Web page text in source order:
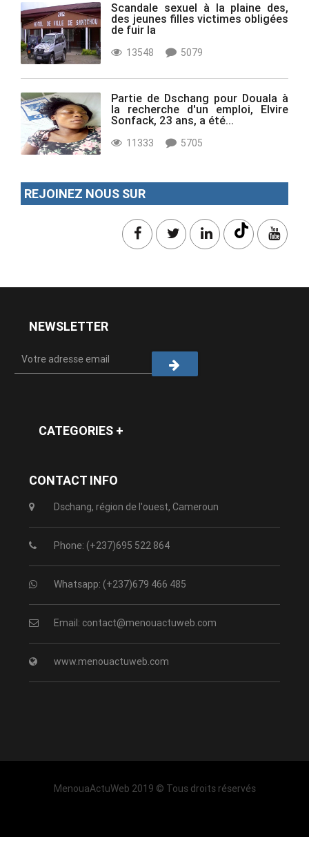
Scandale sexuel à la plaine des,
des jeunes filles victimes obligées
de fuir la
13548 5079
Partie de Dschang pour Douala à
la recherche d'un emploi, Elvire
Sonfack, 23 ans, a été...
11333 5705
REJOINEZ NOUS SUR
NEWSLETTER
CATEGORIES +
CONTACT INFO
Dschang, région de l'ouest, Cameroun
Phone: (+237)695 522 864
Whatsapp: (+237)679 466 485
Email: contact@menouactuweb.com
www.menouactuweb.com
MenouaActuWeb 2019 © Tous droits réservés